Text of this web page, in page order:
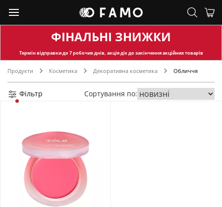
ФІНАЛЬНІ ЗНИЖКИ
Термін відправкидо 7 робочих днів, акція діє до закінчення акційних товарів
Продукти Косметика Декоративна косметика Обличчя
Фільтр Сортування по: